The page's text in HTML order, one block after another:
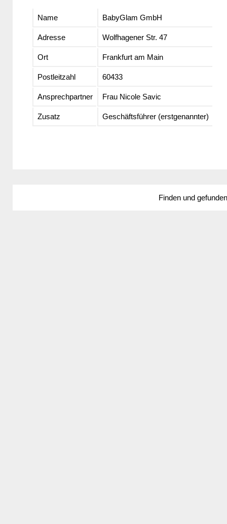
Name BabyGlam GmbH
Adresse Wolfhagener Str. 47
Ort Frankfurt am Main
Postleitzahl 60433
Ansprechpartner Frau Nicole Savic
Zusatz Geschäftsführer (erstgenannter)
Finden und